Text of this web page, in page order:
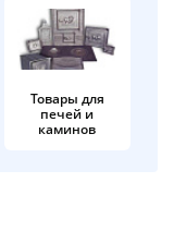
Товары для
печей и
каминов